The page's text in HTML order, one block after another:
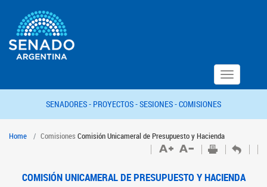
Toggle
navigation
SENADORES - PROYECTOS -SESIONES -COMISIONES
Home Comisiones Comisión Unicameral de Presupuesto y Hacienda
COMISIÓN UNICAMERAL DE PRESUPUESTO Y HACIENDA